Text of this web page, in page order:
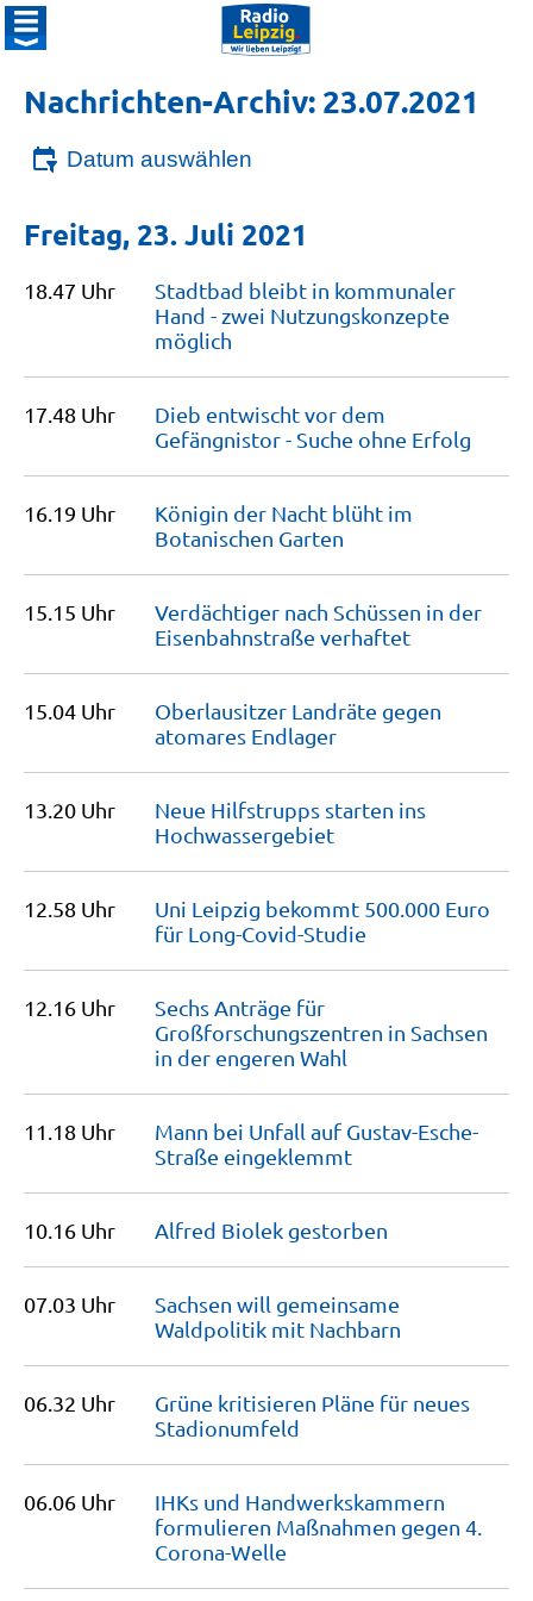
Nachrichten-Archiv: 23.07.2021
Datum auswählen
Freitag, 23. Juli 2021
18.47 Uhr
Stadtbad bleibt in kommunaler
Hand - zwei Nutzungskonzepte
möglich
17.48 Uhr
Dieb entwischt vor dem
Gefängnistor - Suche ohne Erfolg
16.19 Uhr
Königin der Nacht blüht im
Botanischen Garten
15.15 Uhr
Verdächtiger nach Schüssen in der
Eisenbahnstraße verhaftet
15.04 Uhr
Oberlausitzer Landräte gegen
atomares Endlager
13.20 Uhr
Neue Hilfstrupps starten ins
Hochwassergebiet
12.58 Uhr
Uni Leipzig bekommt 500.000 Euro
für Long-Covid-Studie
12.16 Uhr
Sechs Anträge für
Großforschungszentren in Sachsen
in der engeren Wahl
11.18 Uhr
Mann bei Unfall auf Gustav-Esche-
Straße eingeklemmt
10.16 Uhr Alfred Biolek gestorben
07.03 Uhr
Sachsen will gemeinsame
Waldpolitik mit Nachbarn
06.32 Uhr
Grüne kritisieren Pläne für neues
Stadionumfeld
06.06 Uhr
IHKs und Handwerkskammern
formulieren Maßnahmen gegen 4.
Corona-Welle